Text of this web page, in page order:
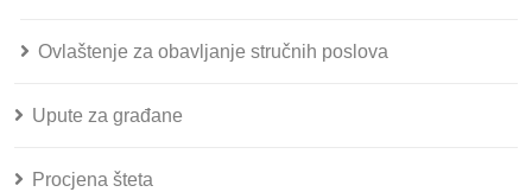
Ovlaštenje za obavljanje stručnih poslova
Upute za građane
Procjena šteta